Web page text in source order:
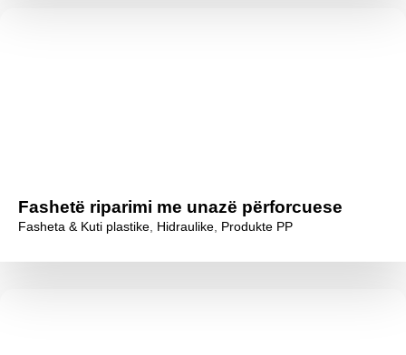
Fashetë riparimi me unazë përforcuese
Fasheta & Kuti plastike Hidraulike Produkte PP